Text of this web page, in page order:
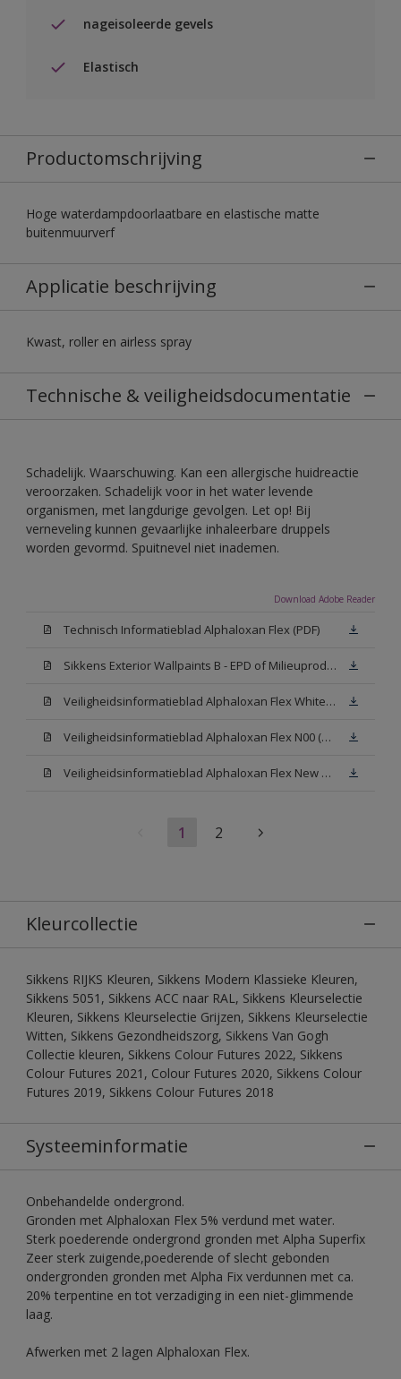
nageisoleerde gevels
Elastisch
Productomschrijving
Hoge waterdampdoorlaatbare en elastische matte
buitenmuurverf
Applicatie beschrijving
Kwast, roller en airless spray
Technische & veiligheidsdocumentatie
Schadelijk. Waarschuwing. Kan een allergische huidreactie
veroorzaken. Schadelijk voor in het water levende
organismen, met langdurige gevolgen. Let op! Bij
verneveling kunnen gevaarlijke inhaleerbare druppels
worden gevormd. Spuitnevel niet inademen.
Download Adobe Reader
Technisch Informatieblad Alphaloxan Flex (PDF)
Sikkens Exterior Wallpaints B - EPD of Milieuproductverklaring
Veiligheidsinformatieblad Alphaloxan Flex White W05 (MSDS)
Veiligheidsinformatieblad Alphaloxan Flex N00 (MSDS)
Veiligheidsinformatieblad Alphaloxan Flex New N00 (MSDS)
1 2
Kleurcollectie
Sikkens RIJKS Kleuren, Sikkens Modern Klassieke Kleuren,
Sikkens 5051, Sikkens ACC naar RAL, Sikkens Kleurselectie
Kleuren, Sikkens Kleurselectie Grijzen, Sikkens Kleurselectie
Witten, Sikkens Gezondheidszorg, Sikkens Van Gogh
Collectie kleuren, Sikkens Colour Futures 2022, Sikkens
Colour Futures 2021, Colour Futures 2020, Sikkens Colour
Futures 2019, Sikkens Colour Futures 2018
Systeeminformatie
Onbehandelde ondergrond.
Gronden met Alphaloxan Flex 5% verdund met water.
Sterk poederende ondergrond gronden met Alpha Superfix
Zeer sterk zuigende,poederende of slecht gebonden
ondergronden gronden met Alpha Fix verdunnen met ca.
20% terpentine en tot verzadiging in een niet-glimmende
laag.
Afwerken met 2 lagen Alphaloxan Flex.